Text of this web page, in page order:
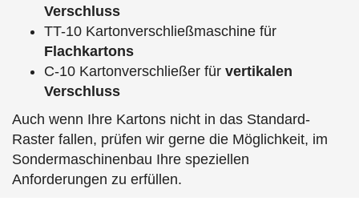
Verschluss
TT-10 Kartonverschließmaschine für
Flachkartons
C-10 Kartonverschließer für vertikalen
Verschluss
Auch wenn Ihre Kartons nicht in das Standard-
Raster fallen, prüfen wir gerne die Möglichkeit, im
Sondermaschinenbau Ihre speziellen
Anforderungen zu erfüllen.